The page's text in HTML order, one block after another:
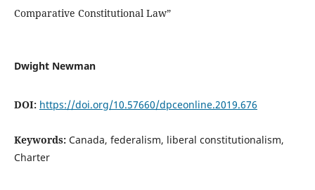
Comparative Constitutional Law”
Dwight Newman
DOI: https://doi.org/10.57660/dpceonline.2019.676
Keywords: Canada, federalism, liberal constitutionalism,
Charter